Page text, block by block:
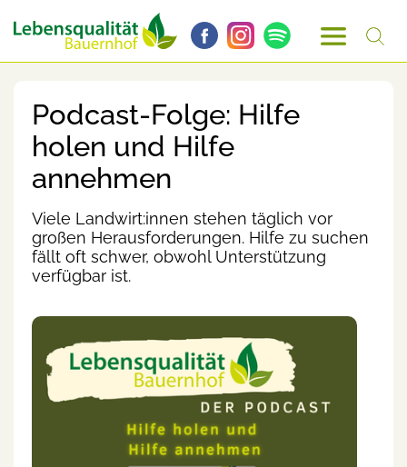
Podcast-Folge: Hilfe
holen und Hilfe
annehmen
Viele Landwirt:innen stehen täglich vor
großen Herausforderungen. Hilfe zu suchen
fällt oft schwer, obwohl Unterstützung
verfügbar ist.